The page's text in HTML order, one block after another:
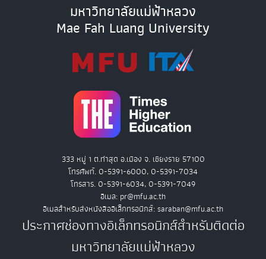
มหาวิทยาลัยแม่ฟ้าหลวง
Mae Fah Luang University
333 หมู่ 1 ต.ท่าสุด อ.เมือง จ. เชียงราย 57100
โทรศัพท์. 0-5391-6000, 0-5391-7034
โทรสาร. 0-5391-6034, 0-5391-7049
อีเมล: pr@mfu.ac.th
อีเมลสำหรับส่งหนังสืออิเล็กทรอนิกส์: saraban@mfu.ac.th
ประกาศช่องทางอิเล็กทรอนิกส์สำหรับติดต่อ
มหาวิทยาลัยแม่ฟ้าหลวง